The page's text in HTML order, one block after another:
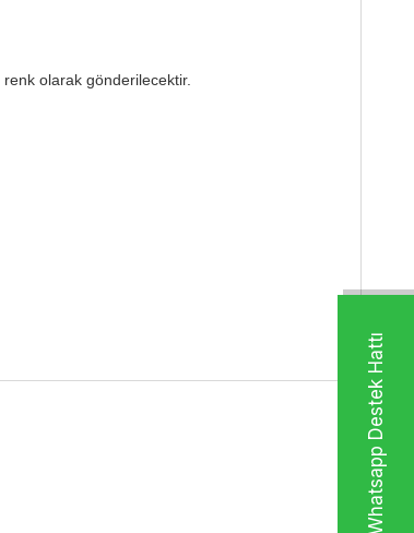
Whatsapp Destek Hattı
renk olarak gönderilecektir.